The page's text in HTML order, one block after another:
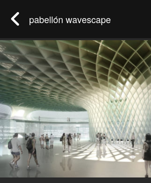
pabellón wavescape